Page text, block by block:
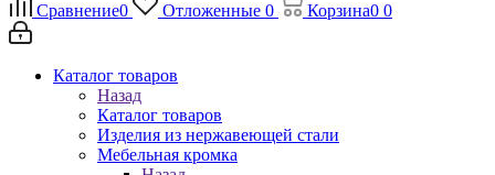
Сравнение0 Отложенные 0 Корзина0 0
Каталог товаров
Назад
Каталог товаров
Изделия из нержавеющей стали
Мебельная кромка